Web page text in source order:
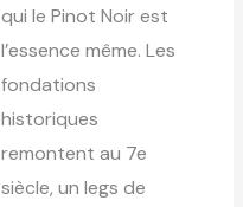
qui le Pinot Noir est
l’essence même. Les
fondations
historiques
remontent au 7e
siècle, un legs de